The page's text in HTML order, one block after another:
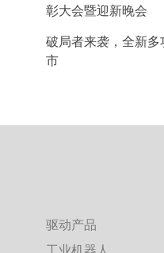
彰大会暨迎新晚会
破局者来袭，全新
市
驱动产品
工业机器人